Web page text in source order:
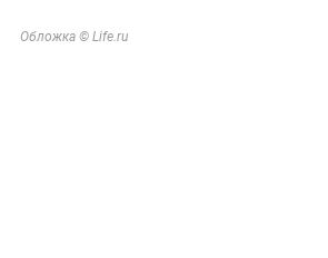
Обложка © Life.ru